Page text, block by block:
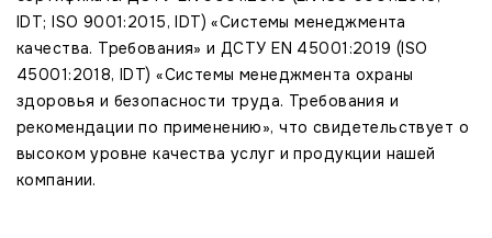
IDT; ISO 9001:2015, IDT) «Системы менеджмента
качества. Требования» и ДСТУ EN 45001:2019 (ISO
45001:2018, IDT) «Системы менеджмента охраны
здоровья и безопасности труда. Требования и
рекомендации по применению», что свидетельствует о
высоком уровне качества услуг и продукции нашей
компании.